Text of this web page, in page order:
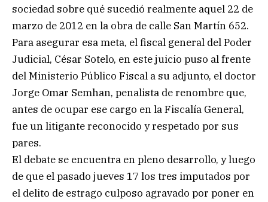
sociedad sobre qué sucedió realmente aquel 22 de
marzo de 2012 en la obra de calle San Martín 652.
Para asegurar esa meta, el fiscal general del Poder
Judicial, César Sotelo, en este juicio puso al frente
del Ministerio Público Fiscal a su adjunto, el doctor
Jorge Omar Semhan, penalista de renombre que,
antes de ocupar ese cargo en la Fiscalía General,
fue un litigante reconocido y respetado por sus
pares.
El debate se encuentra en pleno desarrollo, y luego
de que el pasado jueves 17 los tres imputados por
el delito de estrago culposo agravado por poner en